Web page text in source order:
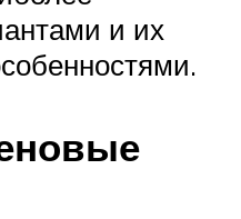
и их